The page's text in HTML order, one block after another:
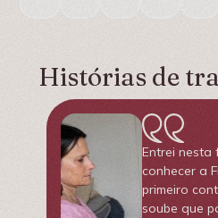
Histórias de
Entrei nesta
conhecer a
primeiro
soube que